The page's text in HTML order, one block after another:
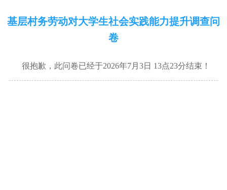
基层村务劳动对大学生社会实践能力提升调查问
卷
很抱歉，此问卷已经于2026年7月3日 13点23分结束！